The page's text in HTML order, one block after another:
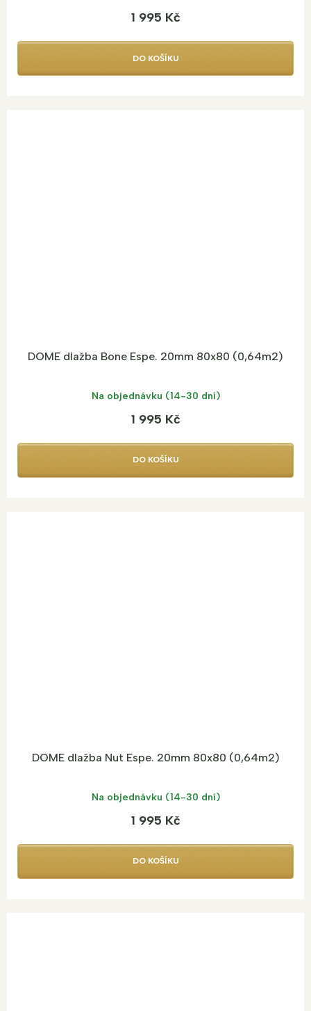
1 995 Kč
DO KOŠÍKU
DOME dlažba Bone Espe. 20mm 80x80 (0,64m2)
Na objednávku (14-30 dní)
1 995 Kč
DO KOŠÍKU
DOME dlažba Nut Espe. 20mm 80x80 (0,64m2)
Na objednávku (14-30 dní)
1 995 Kč
DO KOŠÍKU